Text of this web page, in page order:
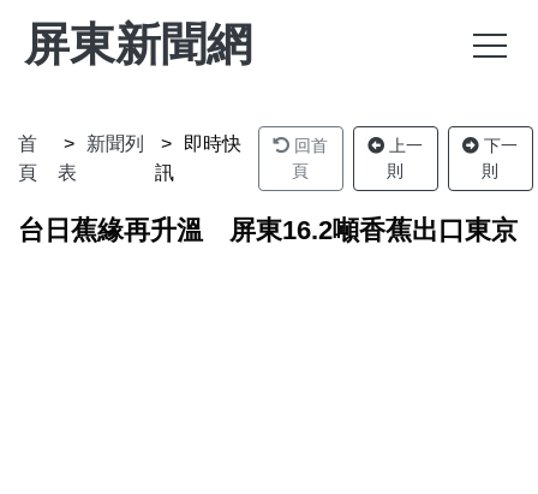
屏東新聞網
首
頁
新聞列
表
即時快
訊
回首
頁
上一
則
下一
則
台日蕉緣再升溫 屏東16.2噸香蕉出口東京